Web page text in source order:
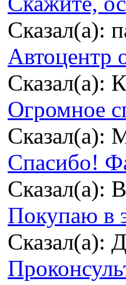
Сказал(а):
Автоцентр
Сказал(а):
Огромное
Сказал(а):
Спасибо!
Сказал(а):
Покупаю в
Сказал(а):